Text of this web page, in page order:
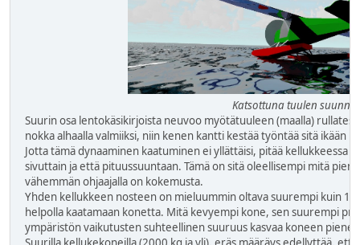
Katsottuna tuulen
Suurin osa lentokäsikirjoista neuvoo myötätuuleen (maalla)
nokka alhaalla valmiiksi, niin kenen kantti kestää työntää sitä ikään
Jotta tämä dynaaminen kaatuminen ei yllättäisi, pitää kellukkeessa
sivuttain ja että pituussuuntaan. Tämä on sitä oleellisempi mitä
vähemmän ohjaajalla on kokemusta.
Yhden kellukkeen nosteen on mieluummin oltava suurempi kuin
helpolla kaatamaan konetta. Mitä kevyempi kone, sen suurempi
ympäristön vaikutusten suhteellinen suuruus kasvaa koneen